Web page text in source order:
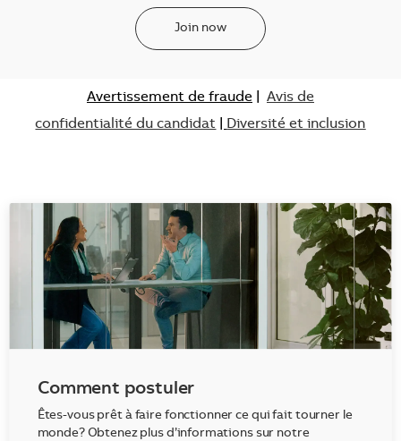
Join now
Avertissement de fraude| Avis de
confidentialité du candidat
Diversité et inclusion
Comment postuler
Êtes-vous prêt à faire fonctionner ce qui fait tourner le
monde? Obtenez plus d’informations sur notre